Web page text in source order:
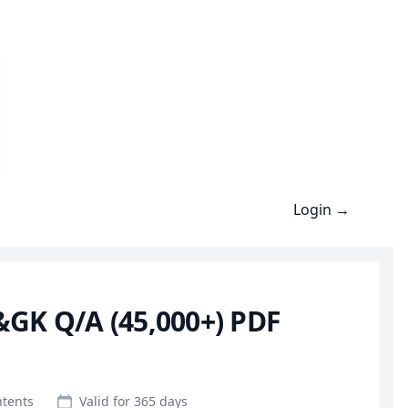
Login →
Q/A (45,000+) PDF
Valid for 365 days